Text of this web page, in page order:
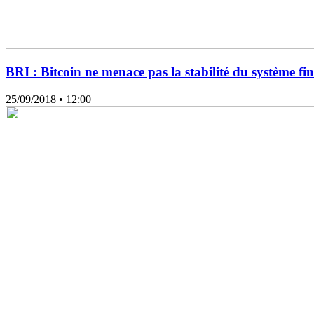
BRI : Bitcoin ne menace pas la stabilité du système
25/09/2018 • 12:00